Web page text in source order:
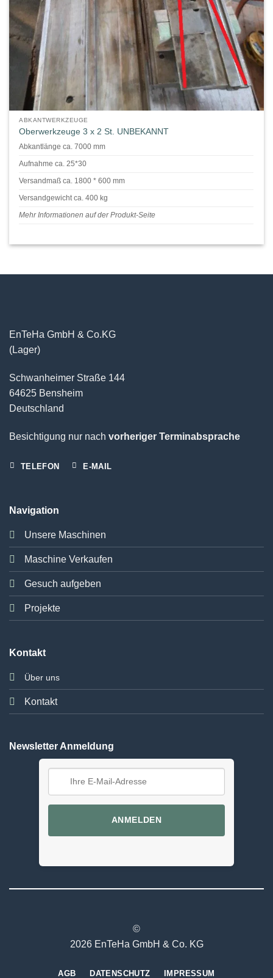
ABKANTWERKZEUGE
Oberwerkzeuge 3 x 2 St. UNBEKANNT
Abkantlänge ca. 7000 mm
Aufnahme ca. 25*30
Versandmaß ca. 1800 * 600 mm
Versandgewicht ca. 400 kg
Mehr Informationen auf der Produkt-Seite
EnTeHa GmbH & Co.KG
(Lager)
Schwanheimer Straße 144
64625 Bensheim
Deutschland
Besichtigung nur nach vorheriger Terminabsprache
TELEFON E-MAIL
Navigation
Unsere Maschinen
Maschine Verkaufen
Gesuch aufgeben
Projekte
Kontakt
Über uns
Kontakt
Newsletter Anmeldung
ANMELDEN
©
2026 EnTeHa GmbH & Co. KG
AGB DATENSCHUTZ IMPRESSUM